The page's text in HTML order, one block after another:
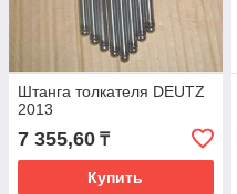
Штанга толкателя DEUTZ
2013
7 355,60 ₸
Купить